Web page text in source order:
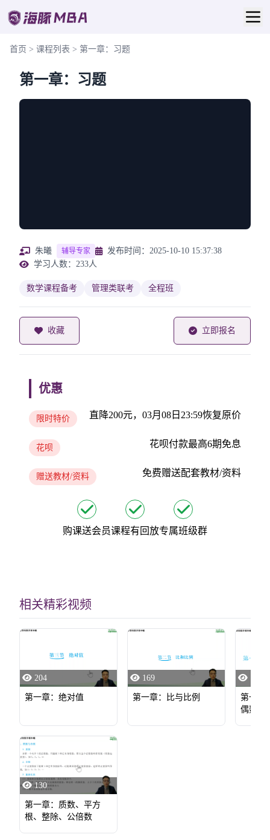
首页 > 课程列表 > 第一章：习题
第一章：习题
朱曦 辅导专家
发布时间：2025-10-10 15:37:38
学习人数：233人
数学课程备考 管理类联考 全程班
收藏 立即报名
优惠
限时特价 直降200元，03月08日23:59恢复原价
花呗 花呗付款最高6期免息
赠送教材/资料 免费赠送配套教材/资料
购课送会员课程有回放专属班级群
相关精彩视频
204
第一章：绝对值
169
第一章：比与比例
第一章
偶数
130
第一章：质数、平方
根、整除、公倍数